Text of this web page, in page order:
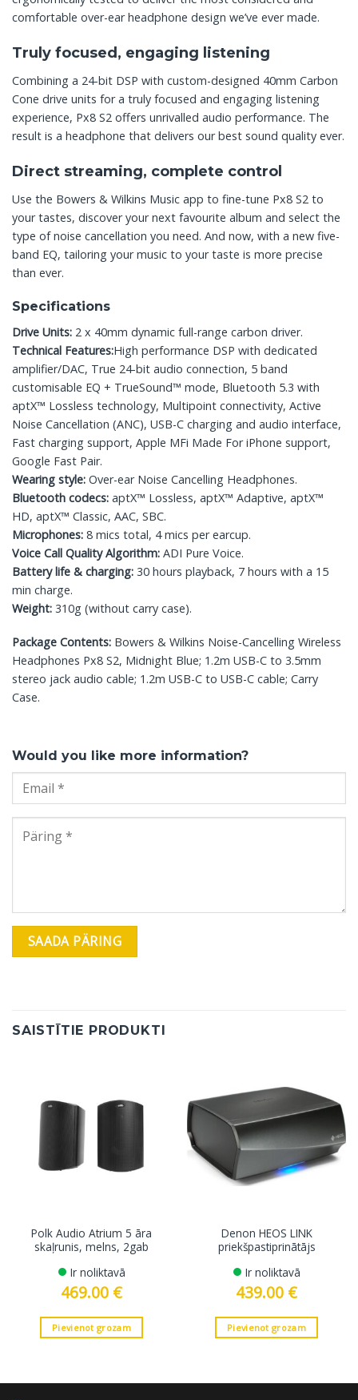
comfortable over-ear headphone design we’ve ever made.
Truly focused, engaging listening
Combining a 24-bit DSP with custom-designed 40mm Carbon
Cone drive units for a truly focused and engaging listening
experience, Px8 S2 offers unrivalled audio performance. The
result is a headphone that delivers our best sound quality ever.
Direct streaming, complete control
Use the Bowers & Wilkins Music app to fine-tune Px8 S2 to
your tastes, discover your next favourite album and select the
type of noise cancellation you need. And now, with a new five-
band EQ, tailoring your music to your taste is more precise
than ever.
Specifications
Drive Units: 2 x 40mm dynamic full-range carbon driver.
Technical Features:High performance DSP with dedicated
amplifier/DAC, True 24-bit audio connection, 5 band
customisable EQ + TrueSound™ mode, Bluetooth 5.3 with
aptX™ Lossless technology, Multipoint connectivity, Active
Noise Cancellation (ANC), USB-C charging and audio interface,
Fast charging support, Apple MFi Made For iPhone support,
Google Fast Pair.
Wearing style: Over-ear Noise Cancelling Headphones.
Bluetooth codecs: aptX™ Lossless, aptX™ Adaptive, aptX™
HD, aptX™ Classic, AAC, SBC.
Microphones: 8 mics total, 4 mics per earcup.
Voice Call Quality Algorithm: ADI Pure Voice.
Battery life & charging: 30 hours playback, 7 hours with a 15
min charge.
Weight: 310g (without carry case).
Package Contents: Bowers & Wilkins Noise-Cancelling Wireless
Headphones Px8 S2, Midnight Blue; 1.2m USB-C to 3.5mm
stereo jack audio cable; 1.2m USB-C to USB-C cable; Carry
Case.
Would you like more information?
SAISTĪTIE PRODUKTI
Polk Audio Atrium 5 āra
skaļrunis, melns, 2gab
Ir noliktavā
469.00 €
Pievienot grozam
Denon HEOS LINK
priekšpastiprinātājs
Ir noliktavā
439.00 €
Pievienot grozam